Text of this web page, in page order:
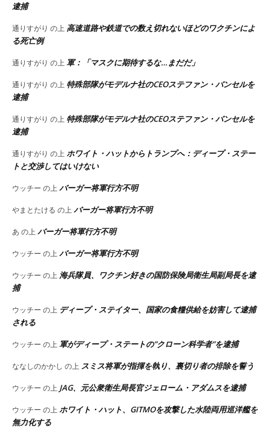
逮捕
通りすがり の上 高速道路や鉄道での数え切れないほどのワクチンによ
る死亡例
通りすがり の上軍：「マスクに期待するな…まだだ」
通りすがり の上特殊部隊がモデルナ社のCEOステファン・バンセルを
逮捕
通りすがり の上特殊部隊がモデルナ社のCEOステファン・バンセルを
逮捕
通りすがり の上ホワイト・ハットからトランプへ：ディープ・ステー
トと交渉してはいけない
ウッチー の上バーガー将軍行方不明
やまとたける の上バーガー将軍行方不明
あ の上バーガー将軍行方不明
ウッチー の上バーガー将軍行方不明
ウッチー の上 海兵隊員、ワクチン好きの国防保険局衛生局副局長を逮
捕
ウッチー の上 ディープ・ステイター、国家の食糧供給を妨害して逮捕
される
ウッチー の上軍がディープ・ステートの”クローン科学者”を逮捕
ななしのかかし の上 スミス将軍が指揮を執り、裏切り者の排除を誓う
ウッチー の上 JAG、元公衆衛生局長官ジェローム・アダムスを逮捕
ウッチー の上ホワイト・ハット、GITMOを攻撃した水陸両用巡洋艦を
無力化する